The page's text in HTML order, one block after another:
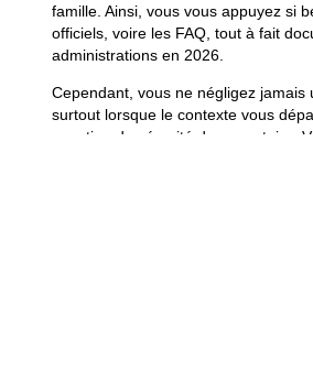
famille. Ainsi, vous vous appuyez si
officiels, voire les FAQ, tout à fait
administrations en 2026.
Cependant, vous ne négligez jamais
surtout lorsque le contexte vous
question de sécurité documentaire.